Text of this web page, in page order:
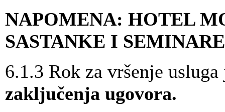
NAPOMENA: HOTEL
SASTANKE I
6.1.3 Rok za vršenje
zaključenja ugovora.